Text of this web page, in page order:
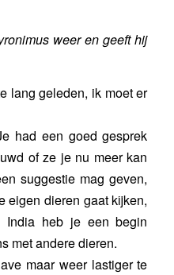
weer en geeft hij
lang geleden, ik moet er
had een goed gesprek
of ze je nu meer kan
suggestie mag geven,
eigen dieren gaat kijken,
India heb je een begin
met andere dieren.
maar weer lastiger te